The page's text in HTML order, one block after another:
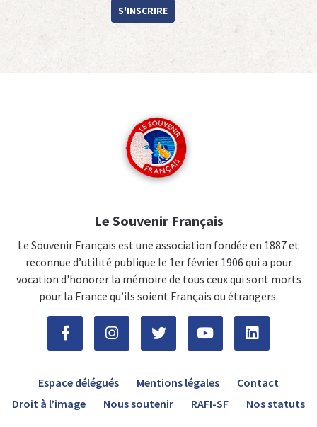
S'INSCRIRE
Le Souvenir Français
Le Souvenir Français est une association fondée en 1887 et
reconnue d’utilité publique le 1er février 1906 qui a pour
vocation d'honorer la mémoire de tous ceux qui sont morts
pour la France qu’ils soient Français ou étrangers.
Espace délégués Mentions légales
Contact
Droit à l’image
Nous soutenir RAFI-SF Nos statuts